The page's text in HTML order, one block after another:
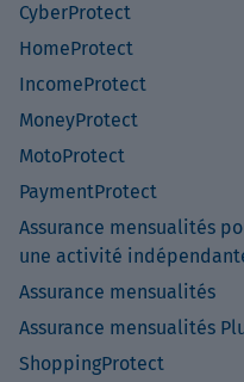
CyberProtect
HomeProtect
IncomeProtect
MoneyProtect
MotoProtect
PaymentProtect
Assurance mensualités
une activité
Assurance mensualités
Assurance mensualités
ShoppingProtect